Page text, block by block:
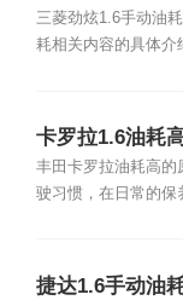
三菱劲炫1.6手动油
耗相关内容的具体介
卡罗拉1.6油耗
丰田卡罗拉油耗高的
驶习惯，在日常的保
捷达1.6手动油